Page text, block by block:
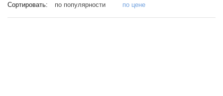
Сортировать: по популярности по цене